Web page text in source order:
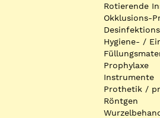
Rotierende
Okklusions-
Hygiene- /
Prophylaxe
Instrumente
Prothetik /
Röntgen